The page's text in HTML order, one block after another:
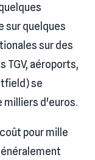
sur quelques
sur des
TGV, aéroports,
se
milliers d'euros.
pour mille